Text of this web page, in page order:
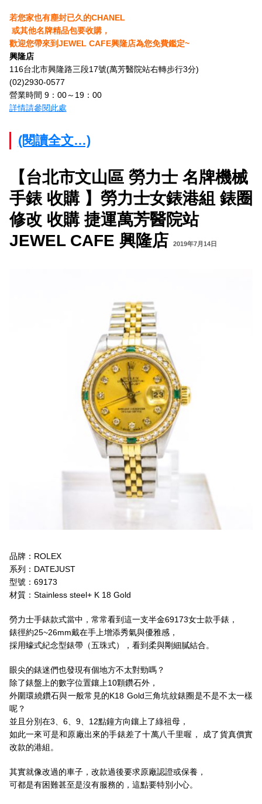
若您家也有塵封已久的CHANEL
或其他名牌精品包要收購，
歡迎您帶來到JEWEL CAFE興隆店為您免費鑑定~
興隆店
116台北市興隆路三段17號(萬芳醫院站右轉步行3分)
(02)2930-0577
營業時間 9：00～19：00
詳情請參閱此處
(閱讀全文…)
【台北市文山區 勞力士 名牌機械
手錶 收購 】勞力士女錶港組 錶圈
修改 收購 捷運萬芳醫院站
JEWEL CAFE 興隆店
2019年7月14日
品牌：ROLEX
系列：DATEJUST
型號：69173
材質：Stainless steel+ K 18 Gold
勞力士手錶款式當中，常常看到這一支半金69173女士款手錶，
錶徑約25~26mm戴在手上增添秀氣與優雅感，
採用蠔式紀念型錶帶（五珠式），看到柔與剛細膩結合。
眼尖的錶迷們也發現有個地方不太對勁嗎？
除了錶盤上的數字位置鑲上10顆鑽石外，
外圍環繞鑽石與一般常見的K18 Gold三角坑紋錶圈是不是不太一樣
呢？
並且分別在3、6、9、12點鐘方向鑲上了綠祖母，
如此一來可是和原廠出來的手錶差了十萬八千里喔， 成了貨真價實
改款的港組。
其實就像改過的車子，改款過後要求原廠認證或保養，
可都是有困難甚至是沒有服務的，這點要特別小心。